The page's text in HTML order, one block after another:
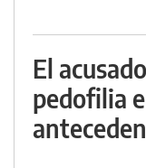
El
pedofilia